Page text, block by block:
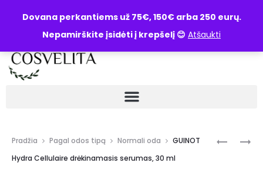
Dovana perkantiems už 75€, 150€ arba 250 eurų.
Nepamirškite įsidėti į krepšelį 😊 Atšaukti
UŽKLAUSA
Pradžia Pagal odos tipą Normali oda
GUINOT
Hydra Cellulaire drėkinamasis serumas, 30 ml